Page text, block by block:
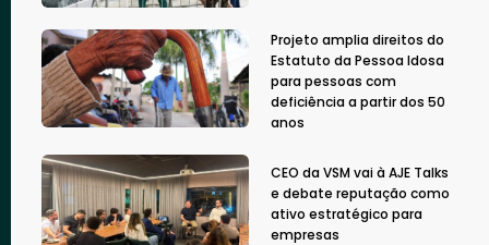
Projeto amplia direitos do
Estatuto da Pessoa Idosa
para pessoas com
deficiência a partir dos 50
anos
CEO da VSM vai à AJE Talks
e debate reputação como
ativo estratégico para
empresas